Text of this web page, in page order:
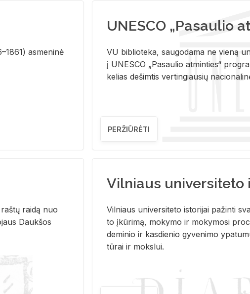
as­me­ni­nė
UNESCO „Pasaulio
VU biblioteka, saugodama ne vieną
į UNESCO „Pasaulio atminties“
kelias dešimtis vertingiausių
PERŽIŪRĖTI
rai­dą nuo
Dauk­šos
Vilniaus universiteto
Vil­niaus uni­ver­si­te­to is­to­ri­jai pa­žin­ti
to įkū­ri­mą, mo­ky­mo ir mo­ky­mo­si
de­mi­nio ir kas­die­nio gy­ve­ni­mo
tū­rai ir moks­lui.